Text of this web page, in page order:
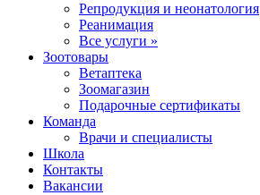
Репродукция и неонатология
Реанимация
Все услуги »
Зоотовары
Ветаптека
Зоомагазин
Подарочные сертификаты
Команда
Врачи и специалисты
Школа
Контакты
Вакансии